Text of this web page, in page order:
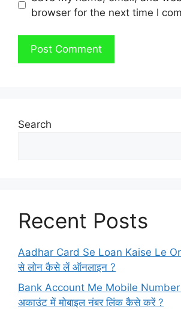
browser for the next time I
Search
Recent Posts
Aadhar Card Se Loan Kaise Le
से लोन कैसे लें ऑनलाइन ?
Bank Account Me Mobile
अकाउंट में मोबाइल नंबर लिंक कैसे करें ?